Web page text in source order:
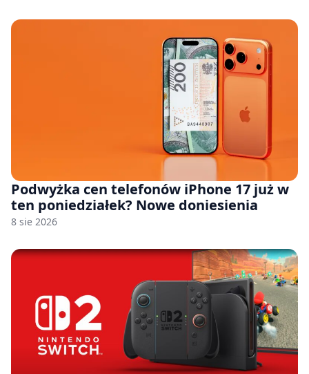
Podwyżka cen telefonów iPhone 17 już w
ten poniedziałek? Nowe doniesienia
8 sie 2026